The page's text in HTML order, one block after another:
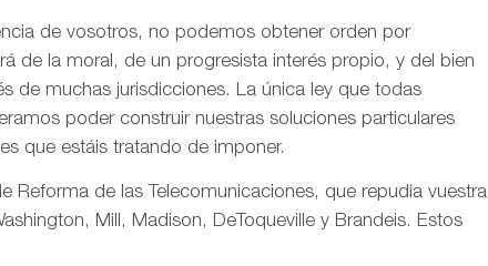
de vosotros, no podemos obtener orden por
de la moral, de un progresista interés propio, y del bien
de muchas jurisdicciones. La única ley que todas
poder construir nuestras soluciones particulares
que estáis tratando de imponer.
Reforma de las Telecomunicaciones, que repudia vuestra
Mill, Madison, DeToqueville y Brandeis. Estos